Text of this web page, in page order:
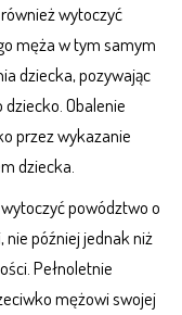
wytoczyć
męża w tym samym
dziecka, pozywając
Obalenie
przez wykazanie
dziecka.
powództwo o
później jednak niż
Pełnoletnie
mężowi swojej